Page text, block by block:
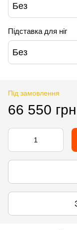
Без
Підставка для ніг
Без
Під замовлення
66 550 грн